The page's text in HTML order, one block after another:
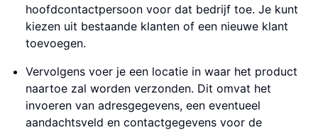
hoofdcontactpersoon voor dat bedrijf toe. Je kunt
kiezen uit bestaande klanten of een nieuwe klant
toevoegen.
Vervolgens voer je een locatie in waar het product
naartoe zal worden verzonden. Dit omvat het
invoeren van adresgegevens, een eventueel
aandachtsveld en contactgegevens voor de